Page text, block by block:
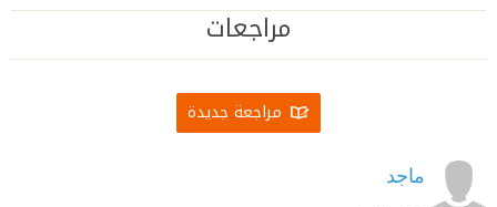
مراجعات
مراجعة جديدة
ماجد